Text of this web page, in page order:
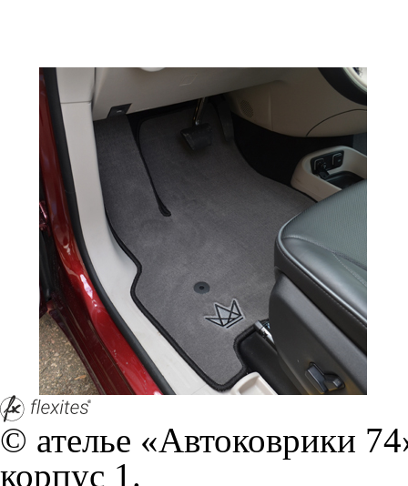
браузером. Это,
и т.д. Если Вы
согласие на обработку
Положении по
+7 (351) 277 91 67